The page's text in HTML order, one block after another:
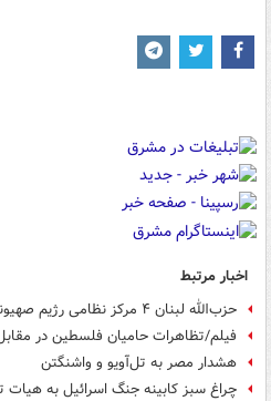
اخبار مرتبط
حزب‌الله لبنان ۴ مرکز نظامی رژیم صهیونیستی را هدف قرار داد
فیلم/تظاهرات حامیان فلسطین در
هشدار مصر به تل‌آویو و واشنگتن
چراغ سبز کابینه جنگ اسرائیل به هیات